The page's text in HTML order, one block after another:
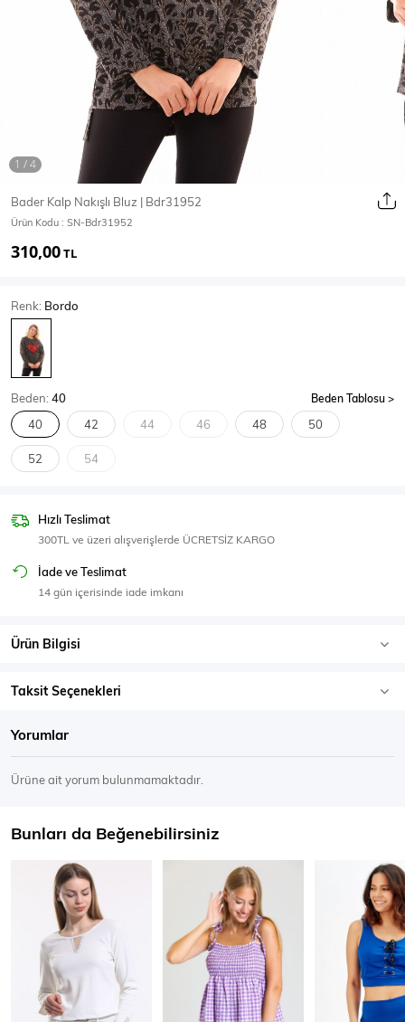
Mont & Kaban Yağmurluk
T-SHİRT & BLUZ
T-Shirt
Body
SPOR GİYİM
Eşofman Üstü
Bader Kalp Nakışlı Bluz | Bdr31952
Ürün Kodu : SN-Bdr31952
310,00TL
Renk: Bordo
Beden:40 Beden Tablosu
40 42 44 46 48 50
52 54
Hızlı Teslimat
300TL ve üzeri alışverişlerde ÜCRETSİZ KARGO
İade ve Teslimat
14 gün içerisinde iade imkanı
Ürün Bilgisi
Taksit Seçenekleri
Yorumlar
Ürüne ait yorum bulunmamaktadır.
Bunları da Beğenebilirsiniz